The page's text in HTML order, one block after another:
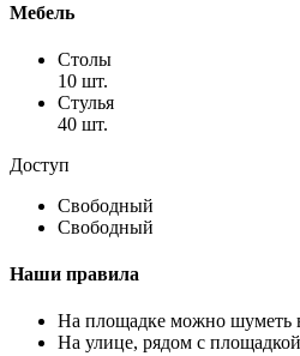
Мебель
Столы
10 шт.
Стулья
40 шт.
Доступ
Свободный
Свободный
Наши правила
На площадке можно шуметь
На улице, рядом с